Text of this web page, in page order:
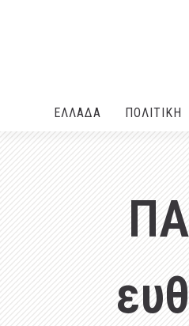
ΕΛΛΑΔA ΠΟΛΙΤΙΚΗ